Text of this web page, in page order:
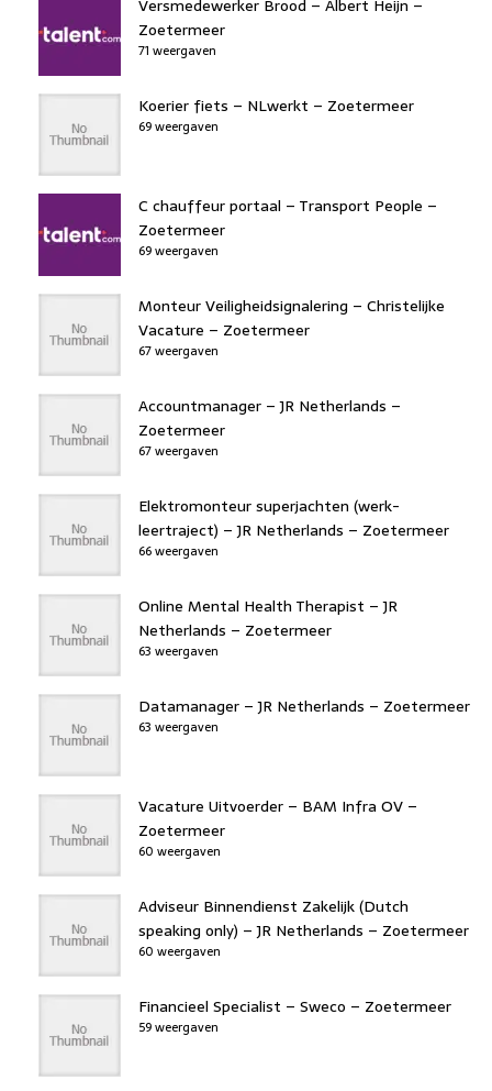
Versmedewerker Brood – Albert Heijn –
Zoetermeer
71 weergaven
Koerier fiets – NLwerkt – Zoetermeer
69 weergaven
C chauffeur portaal – Transport People –
Zoetermeer
69 weergaven
Monteur Veiligheidsignalering – Christelijke
Vacature – Zoetermeer
67 weergaven
Accountmanager – JR Netherlands –
Zoetermeer
67 weergaven
Elektromonteur superjachten (werk-
leertraject) – JR Netherlands – Zoetermeer
66 weergaven
Online Mental Health Therapist – JR
Netherlands – Zoetermeer
63 weergaven
Datamanager – JR Netherlands – Zoetermeer
63 weergaven
Vacature Uitvoerder – BAM Infra OV –
Zoetermeer
60 weergaven
Adviseur Binnendienst Zakelijk (Dutch
speaking only) – JR Netherlands – Zoetermeer
60 weergaven
Financieel Specialist – Sweco – Zoetermeer
59 weergaven